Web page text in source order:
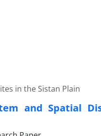
in the Sistan Plain
and Spatial